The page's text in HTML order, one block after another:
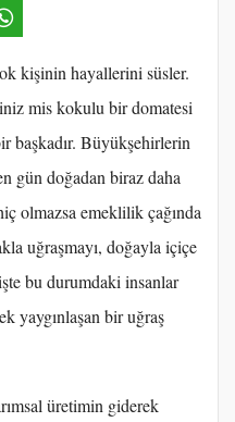
kişinin hayallerini süsler.
mis kokulu bir domatesi
başkadır. Büyükşehirlerin
gün doğadan biraz daha
olmazsa emeklilik çağında
uğraşmayı, doğayla içiçe
bu durumdaki insanlar
yaygınlaşan bir uğraş
üretimin giderek